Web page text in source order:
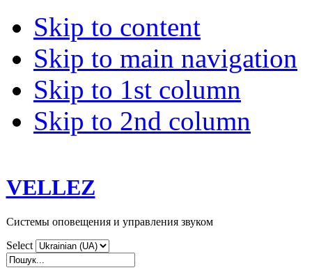
Skip to content
Skip to main navigation
Skip to 1st column
Skip to 2nd column
VELLEZ
Системы оповещения и управления звуком
Select